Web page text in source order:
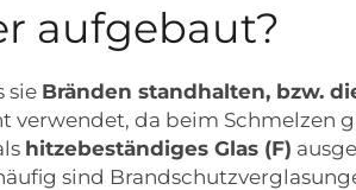
aufgebaut?
sie Bränden standhalten, bzw.
da beim Schmelzen
hitzebeständiges Glas (F)
sind